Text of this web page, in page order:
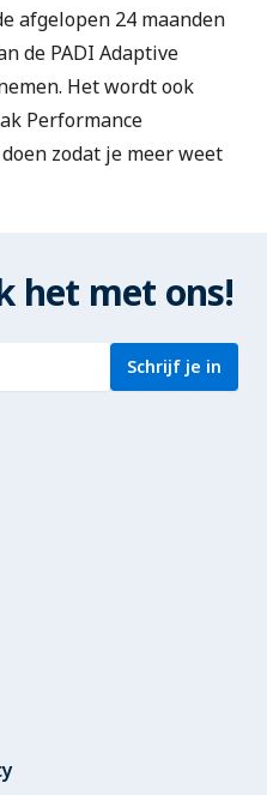
afgelopen 24 maanden
de PADI Adaptive
Het wordt ook
Performance
zodat je meer weet
het met ons!
Schrijf je in